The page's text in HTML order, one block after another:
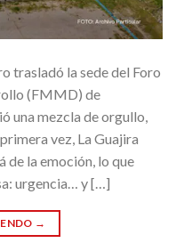
trasladó la sede del Foro
(FMMD) de
una mezcla de orgullo,
vez, La Guajira
de la emoción, lo que
urgencia… y […]
→